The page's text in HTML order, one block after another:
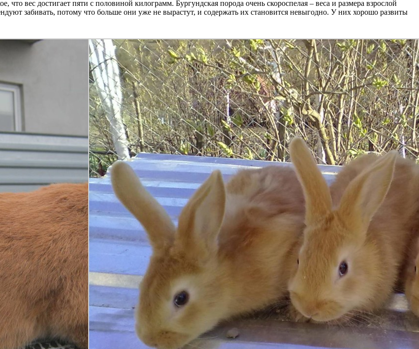
что вес достигает пяти с половиной килограмм. Бургундская порода очень скороспелая – веса и размера взрослой
забивать, потому что больше они уже не вырастут, и содержать их становится невыгодно. У них хорошо развиты